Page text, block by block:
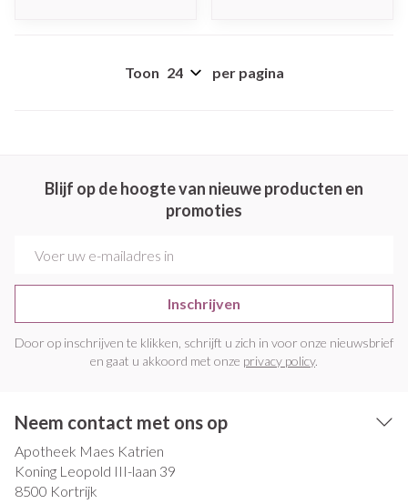
Toon per pagina
Blijf op de hoogte van nieuwe producten en
promoties
Inschrijven
Door op inschrijven te klikken, schrijft u zich in voor onze nieuwsbrief
en gaat u akkoord met onze privacy policy.
Neem contact met ons op
Apotheek Maes Katrien
Koning Leopold III-laan 39
8500 Kortrijk